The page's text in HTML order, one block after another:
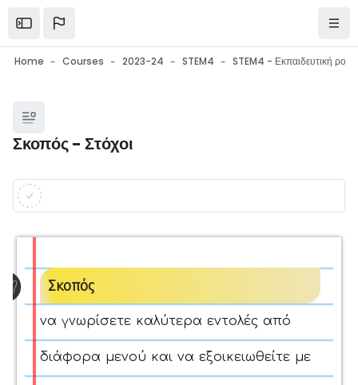
Open the sidebar
Home Courses 2023-24 STEM4
Blocks
Σκοπός - Στόχοι
Blocks
Completion requirements
Σκοπός
να γνωρίσετε καλύτερα εντολές από
διάφορα μενού και να εξοικειωθείτε με